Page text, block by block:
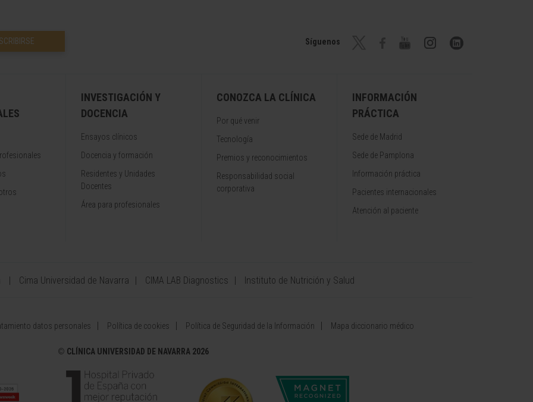
Síguenos
INVESTIGACIÓN Y
DOCENCIA
Ensayos clínicos
Docencia y formación
Residentes y Unidades
Docentes
Área para profesionales
CONOZCA LA CLÍNICA
Por qué venir
Tecnología
Premios y reconocimientos
Responsabilidad social
corporativa
INFORMACIÓN
PRÁCTICA
Sede de Madrid
Sede de Pamplona
Información práctica
Pacientes internacionales
Atención al paciente
Cima Universidad de Navarra CIMA LAB Diagnostics Instituto de Nutrición y Salud
datos personales Política de cookies Política de Seguridad de la Información Mapa diccionario médico
© CLÍNICA UNIVERSIDAD DE NAVARRA 2026